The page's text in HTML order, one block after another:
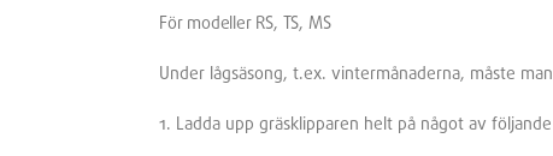
För modeller RS, TS, MS
Under lågsäsong, t.ex. vintermånaderna, måste
1. Ladda upp gräsklipparen helt på något av